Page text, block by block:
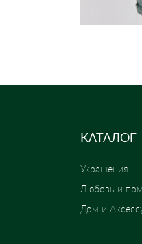
КАТАЛОГ
Украшения
Любовь и
Дом и